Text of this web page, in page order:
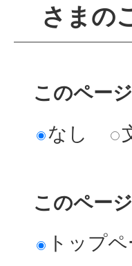
さまの
このペー
なし
このペー
トップ